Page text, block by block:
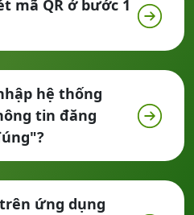
mã QR ở bước 1
hệ thống
tin đăng
ứng dụng